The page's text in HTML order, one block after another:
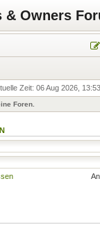
& Owners
Zeit: 06 Aug 2026, 13:53
Foren.